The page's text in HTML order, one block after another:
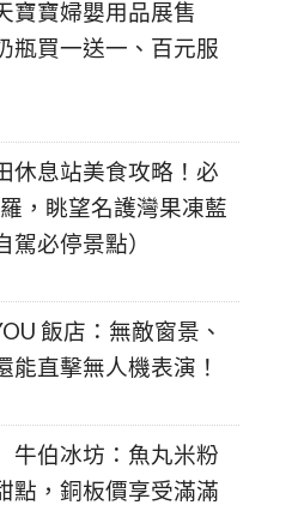
寶寶婦嬰用品展售
瓶買一送一、百元服
休息站美食攻略！必
，眺望名護灣果凍藍
駕必停景點）
飯店：無敵窗景、
能直擊無人機表演！
牛伯冰坊：魚丸米粉
點，銅板價享受滿滿